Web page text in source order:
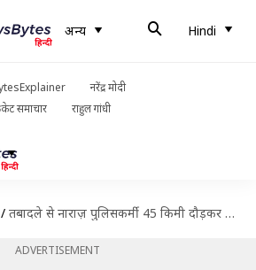
अन्य Hindi
नरेंद्र मोदी
समाचार राहुल गांधी
/ तबादले से नाराज़ पुलिसकर्मी 45 किमी दौड़कर थाने पहुँचने की कोशिश में हुआ बेहोश, जानें मामला
ADVERTISEMENT